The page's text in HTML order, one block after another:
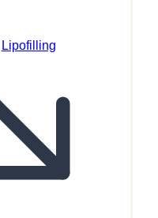
Lipofilling